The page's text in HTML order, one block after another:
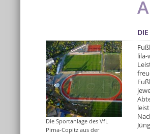
lila-
Die Sportanlage des VfL
Pirna-Copitz aus der